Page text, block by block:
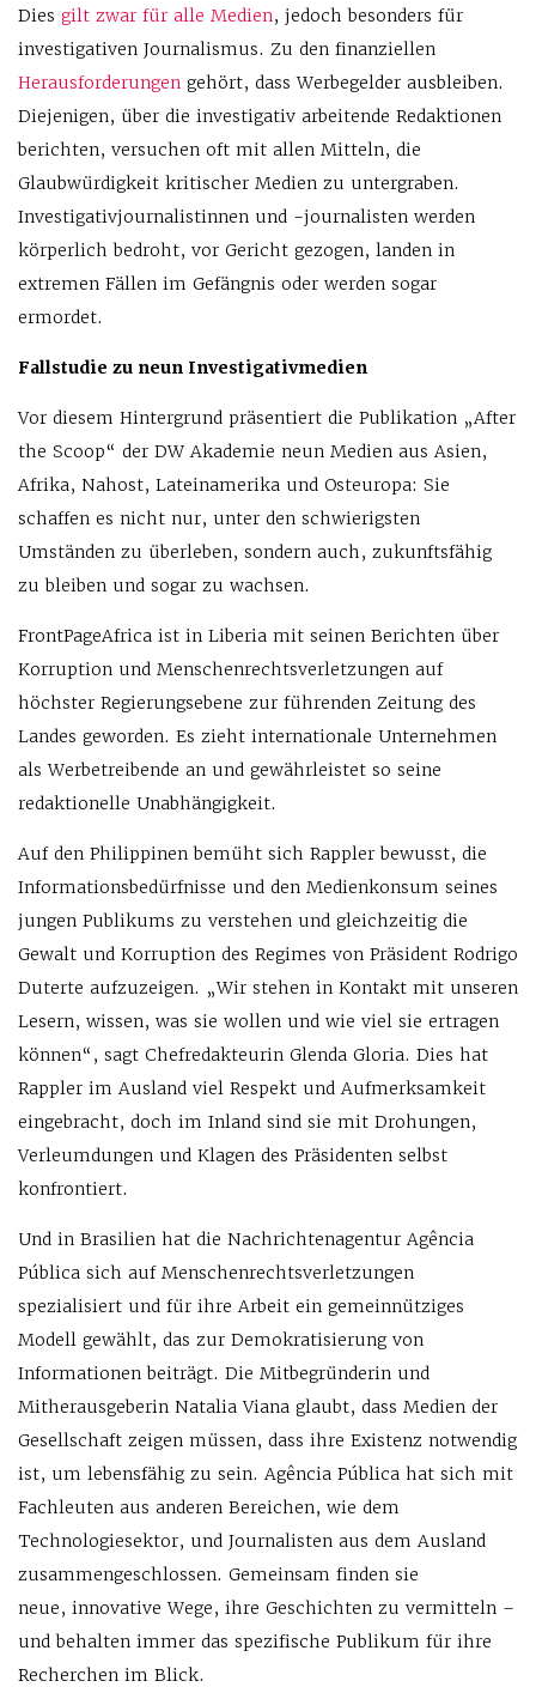
Dies gilt zwar für alle Medien, jedoch besonders für
investigativen Journalismus. Zu den finanziellen
Herausforderungen gehört, dass Werbegelder ausbleiben.
Diejenigen, über die investigativ arbeitende Redaktionen
berichten, versuchen oft mit allen Mitteln, die
Glaubwürdigkeit kritischer Medien zu untergraben.
Investigativjournalistinnen und -journalisten werden
körperlich bedroht, vor Gericht gezogen, landen in
extremen Fällen im Gefängnis oder werden sogar
ermordet.
Fallstudie zu neun Investigativmedien
Vor diesem Hintergrund präsentiert die Publikation „After
the Scoop“ der DW Akademie neun Medien aus Asien,
Afrika, Nahost, Lateinamerika und Osteuropa: Sie
schaffen es nicht nur, unter den schwierigsten
Umständen zu überleben, sondern auch, zukunftsfähig
zu bleiben und sogar zu wachsen.
FrontPageAfrica ist in Liberia mit seinen Berichten über
Korruption und Menschenrechtsverletzungen auf
höchster Regierungsebene zur führenden Zeitung des
Landes geworden. Es zieht internationale Unternehmen
als Werbetreibende an und gewährleistet so seine
redaktionelle Unabhängigkeit.
Auf den Philippinen bemüht sich Rappler bewusst, die
Informationsbedürfnisse und den Medienkonsum seines
jungen Publikums zu verstehen und gleichzeitig die
Gewalt und Korruption des Regimes von Präsident Rodrigo
Duterte aufzuzeigen. „Wir stehen in Kontakt mit unseren
Lesern, wissen, was sie wollen und wie viel sie ertragen
können“, sagt Chefredakteurin Glenda Gloria. Dies hat
Rappler im Ausland viel Respekt und Aufmerksamkeit
eingebracht, doch im Inland sind sie mit Drohungen,
Verleumdungen und Klagen des Präsidenten selbst
konfrontiert.
Und in Brasilien hat die Nachrichtenagentur Agência
Pública sich auf Menschenrechtsverletzungen
spezialisiert und für ihre Arbeit ein gemeinnütziges
Modell gewählt, das zur Demokratisierung von
Informationen beiträgt. Die Mitbegründerin und
Mitherausgeberin Natalia Viana glaubt, dass Medien der
Gesellschaft zeigen müssen, dass ihre Existenz notwendig
ist, um lebensfähig zu sein. Agência Pública hat sich mit
Fachleuten aus anderen Bereichen, wie dem
Technologiesektor, und Journalisten aus dem Ausland
zusammengeschlossen. Gemeinsam finden sie
neue, innovative Wege, ihre Geschichten zu vermitteln –
und behalten immer das spezifische Publikum für ihre
Recherchen im Blick.